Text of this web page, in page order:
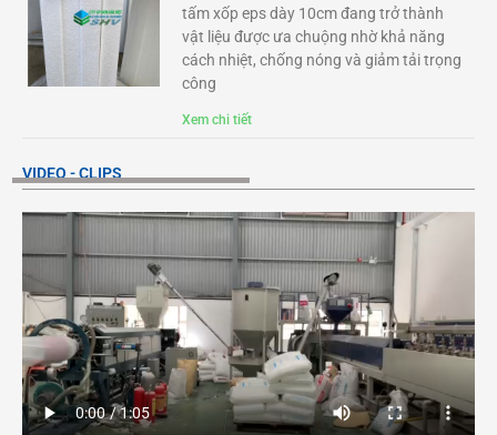
tấm xốp eps dày 10cm đang trở thành
vật liệu được ưa chuộng nhờ khả năng
cách nhiệt, chống nóng và giảm tải trọng
công
Xem chi tiết
VIDEO - CLIPS